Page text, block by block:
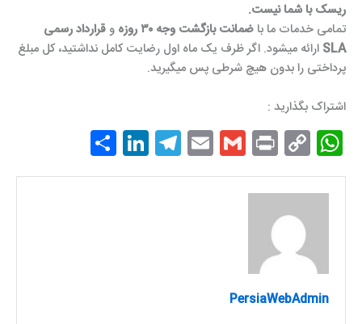
ریسک با شما نیست.
تمامی خدمات ما با ضمانت بازگشت وجه ۳۰ روزه وقرارداد رسمی
SLA ارائه میشود. اگر ظرف یک ماه اول رضایت کامل نداشتید، کل مبلغ
پرداختی را بدون هیچ شرطی پس میگیرید.
اشتراک بگذارید :
W
h
at
s
A
p
p
C
o
p
y
Li
n
k
P
ri
nt
G
m
E
m
T
el
Li
n
h
PersiaWebAdmin